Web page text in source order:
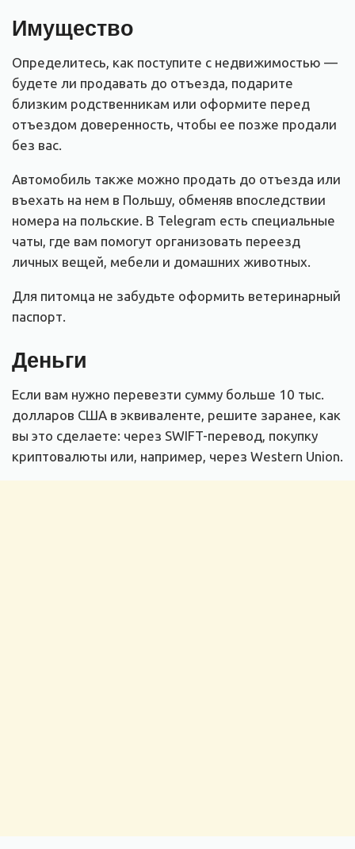
Имущество
Определитесь, как поступите с недвижимостью —
будете ли продавать до отъезда, подарите
близким родственникам или оформите перед
отъездом доверенность, чтобы ее позже продали
без вас.
Автомобиль также можно продать до отъезда или
въехать на нем в Польшу, обменяв впоследствии
номера на польские. В Telegram есть специальные
чаты, где вам помогут организовать переезд
личных вещей, мебели и домашних животных.
Для питомца не забудьте оформить ветеринарный
паспорт.
Деньги
Если вам нужно перевезти сумму больше 10 тыс.
долларов США в эквиваленте, решите заранее, как
вы это сделаете: через SWIFT-перевод, покупку
криптовалюты или, например, через Western Union.